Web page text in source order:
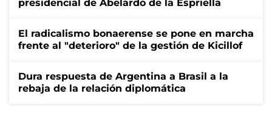
presidencial de Abelardo de la Espriella
El radicalismo bonaerense se pone en marcha
frente al "deterioro" de la gestión de Kicillof
Dura respuesta de Argentina a Brasil a la
rebaja de la relación diplomática